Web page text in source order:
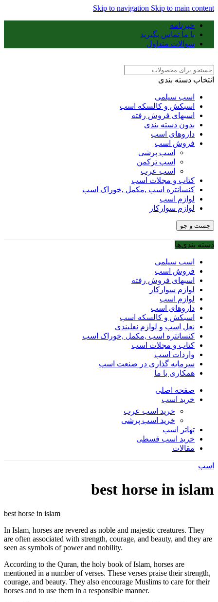
Skip to navigation Skip to main content
خبرنامه
با ما تماس بگیرید
سوالات متداول
انتخاب دسته بندی
اسب سیلمی
اسبکش و کالسکه اسب
اسبهای فروش رفته
بدون دسته بندی
داروهای اسب
فروش اسب
اسب پرشی
اسب ترکمن
اسب عرب
کتاب و مجلات اسب
کنسانتره اسب ,مکمل ,خوراک اسب
لوازم اسب
لوازم سوارکار
جست و جو
دسته بندی‌ها
اسب سیلمی
فروش اسب
اسبهای فروش رفته
لوازم سوارکار
لوازم اسب
داروهای اسب
اسبکش و کالسکه اسب
نعل اسب و لوازم نعلبندی
کنسانتره اسب ,مکمل ,خوراک اسب
کتاب و مجلات اسب
واردات اسب
سرمایه گذاری در صنعت اسب
همکاری با ما
صفحه اصلی
خرید اسب
خرید اسب عرب
خرید اسب پرشی
تهاتر اسب
خرید اسب قسطی
مقالات
اسب
best horse in islam
best horse in islam
In Islam, horses are revered as noble and majestic creatures. They
are often associated with strength, courage, and beauty, and they are
seen as symbols of power and nobility.
According to the Quran, the holy book of Islam, horses are
mentioned in a number of verses. These verses praise their strength,
courage, and beauty. They also encourage Muslims to care for their
horses and to use them in a responsible manner.